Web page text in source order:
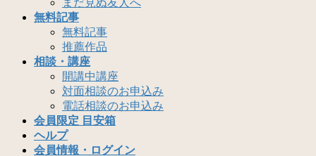
まだ見ぬ友人へ
無料記事
無料記事
推薦作品
相談・講座
開講中講座
対面相談のお申込み
電話相談のお申込み
会員限定 目安箱
ヘルプ
会員情報・ログイン